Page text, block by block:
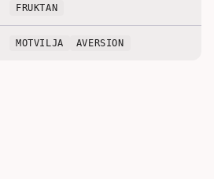
FRUKTAN
MOTVILJA AVERSION